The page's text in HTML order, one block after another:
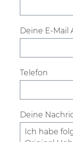
Deine E-Mail
Telefon
Deine